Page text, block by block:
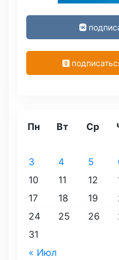
Пн Вт Ср
« Июл
3
4 5
10
11 12
17
18 19
24
25 26
31